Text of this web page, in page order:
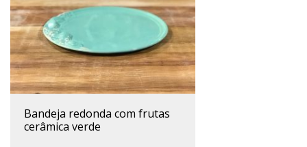
bandeja redonda com frutas
cerâmica verde